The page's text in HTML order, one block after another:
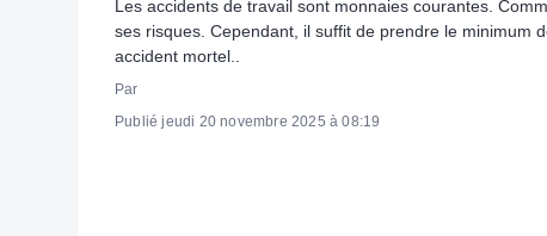
Les accidents de travail sont monnaies courantes.
ses risques. Cependant, il suffit de prendre le minimum
accident mortel..
Par
Publié jeudi 20 novembre 2025 à 08:19